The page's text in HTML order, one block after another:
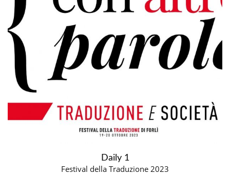
Daily 1
Festival della Traduzione 2023